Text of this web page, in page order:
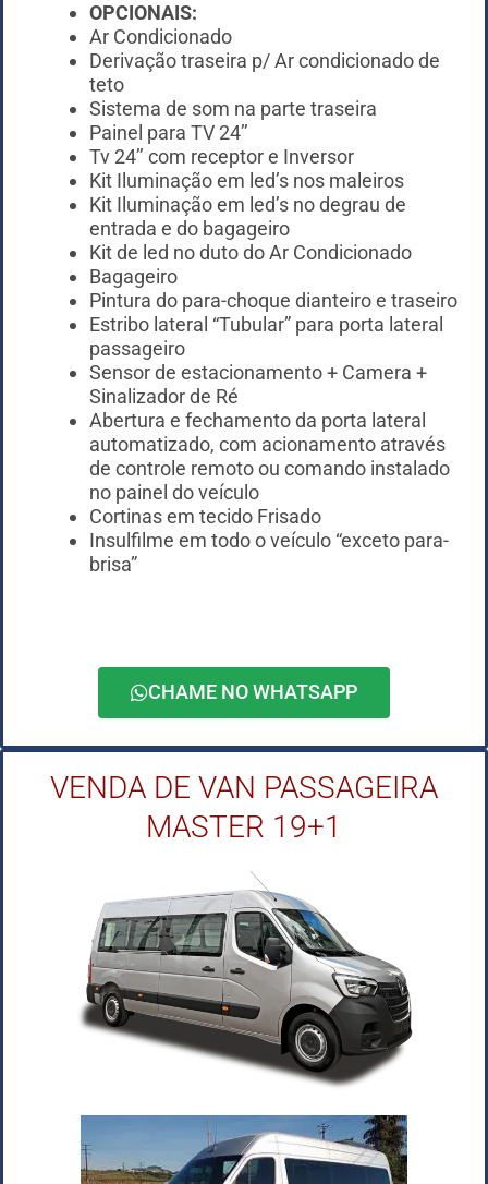
OPCIONAIS:
Ar Condicionado
Derivação traseira p/ Ar condicionado de
teto
Sistema de som na parte traseira
Painel para TV 24’’
Tv 24’’ com receptor e Inversor
Kit Iluminação em led’s nos maleiros
Kit Iluminação em led’s no degrau de
entrada e do bagageiro
Kit de led no duto do Ar Condicionado
Bagageiro
Pintura do para-choque dianteiro e traseiro
Estribo lateral “Tubular” para porta lateral
passageiro
Sensor de estacionamento + Camera +
Sinalizador de Ré
Abertura e fechamento da porta lateral
automatizado, com acionamento através
de controle remoto ou comando instalado
no painel do veículo
Cortinas em tecido Frisado
Insulfilme em todo o veículo “exceto para-
brisa”
CHAME NO WHATSAPP
VENDA DE VAN PASSAGEIRA
MASTER 19+1